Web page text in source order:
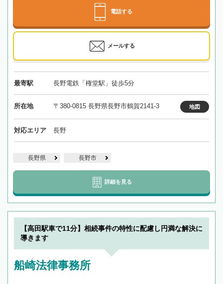
電話する
メールする
最寄駅 長野電鉄「権堂駅」徒歩5分
所在地 〒380-0815 長野県長野市鶴賀2141-3 地図
対応エリア 長野
長野県 長野市
詳細を見る
【高田駅車で11分】相続事件の特性に配慮し円満な解決に
導きます
船崎法律事務所